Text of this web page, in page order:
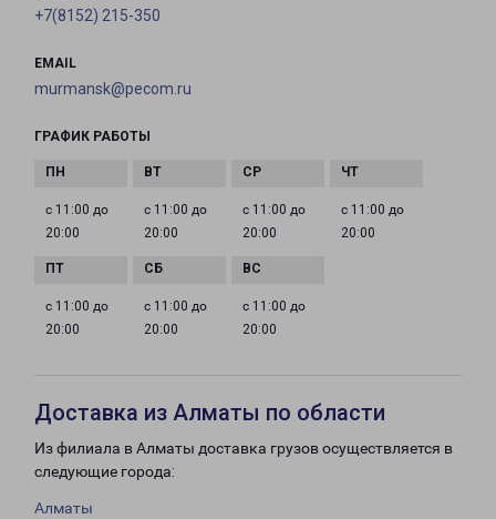
+7(8152) 215-350
EMAIL
murmansk@pecom.ru
ГРАФИК РАБОТЫ
с 11:00 до
20:00
с 11:00 до
20:00
с 11:00 до
20:00
с 11:00 до
20:00
с 11:00 до
20:00
с 11:00 до
20:00
с 11:00 до
20:00
Доставка из Алматы по области
Из филиала в Алматы доставка грузов осуществляется в
следующие города:
Алматы